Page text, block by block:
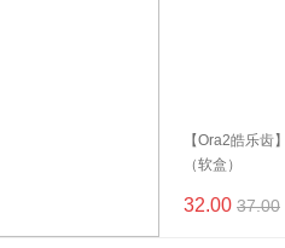
【Ora2皓乐齿
（软盒）
32.00 37.00